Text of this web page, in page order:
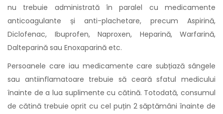
nu trebuie administrată în paralel cu medicamente
anticoagulante și anti-plachetare, precum Aspirină,
Diclofenac, Ibuprofen, Naproxen, Heparină, Warfarină,
Dalteparină sau Enoxaparină etc.
Persoanele care iau medicamente care subțiază sângele
sau antiinflamatoare trebuie să ceară sfatul medicului
înainte de a lua suplimente cu cătină. Totodată, consumul
de cătină trebuie oprit cu cel puțin 2 săptămâni înainte de